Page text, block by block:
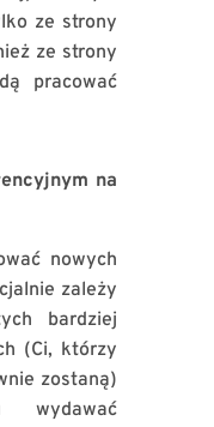
ze strony
ze strony
pracować
na
nowych
zależy
bardziej
(Ci, którzy
zostaną)